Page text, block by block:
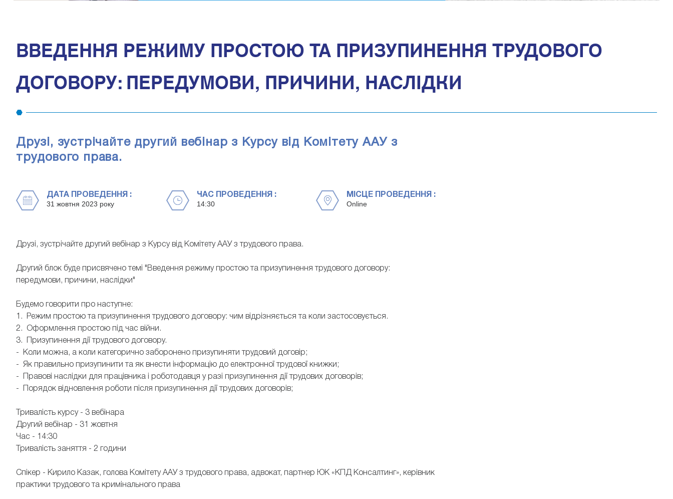
ВВЕДЕННЯ РЕЖИМУ ПРОСТОЮ ТА ПРИЗУПИНЕННЯ ТРУДОВОГО
ДОГОВОРУ: ПЕРЕДУМОВИ, ПРИЧИНИ, НАСЛІДКИ
Друзі, зустрічайте другий вебінар з Курсу від Комітету ААУ з
трудового права.
ДАТА ПРОВЕДЕННЯ :
31 жовтня 2023 року
ЧАС ПРОВЕДЕННЯ :
14:30
МІСЦЕ ПРОВЕДЕННЯ :
Online
Друзі, зустрічайте другий вебінар з Курсу від Комітету ААУ з трудового права.
Другий блок буде присвячено темі "Введення режиму простою та призупинення трудового договору:
передумови, причини, наслідки"
Будемо говорити про наступне:
1. Режим простою та призупинення трудового договору: чим відрізняється та коли застосовується.
2. Оформлення простою під час війни.
3. Призупинення дії трудового договору.
- Коли можна, а коли категорично заборонено призупиняти трудовий договір;
- Як правильно призупинити та як внести інформацію до електронної трудової книжки;
- Правові наслідки для працівника і роботодавця у разі призупинення дії трудових договорів;
- Порядок відновлення роботи після призупинення дії трудових договорів;
Тривалість курсу - 3 вебінара
Другий вебінар - 31 жовтня
Час - 14:30
Тривалість заняття - 2 години
Спікер - Кирило Казак, голова Комітету ААУ з трудового права, адвокат, партнер ЮК «КПД Консалтинг», керівник
практики трудового та кримінального права